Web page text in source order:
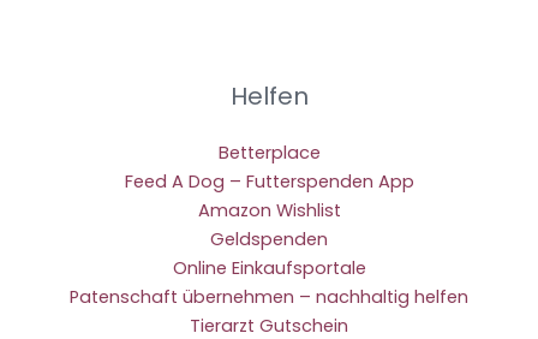
Helfen
Betterplace
Feed A Dog – Futterspenden App
Amazon Wishlist
Geldspenden
Online Einkaufsportale
Patenschaft übernehmen – nachhaltig helfen
Tierarzt Gutschein